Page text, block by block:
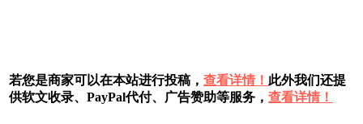
若您是商家可以在本站进行投稿， 查看详情！ 此外我们还提
供软文收录、PayPal代付、广告赞助等服务， 查看详情！